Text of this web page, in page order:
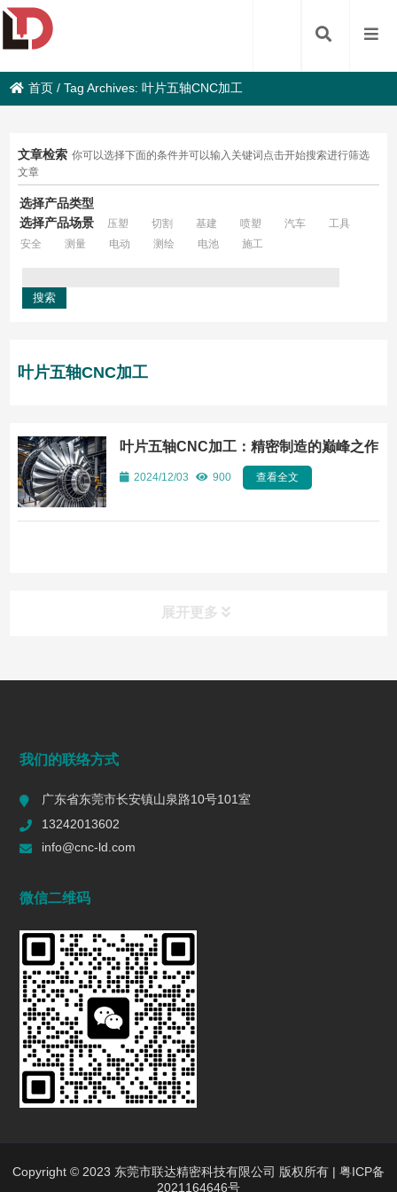
首页 /Tag Archives: 叶片五轴CNC加工
文章检索 你可以选择下面的条件并可以输入关键词点击开始搜索进行筛选
文章
选择产品类型
选择产品场景
压塑 切割 基建 喷塑 汽车
工具
安全
测量 电动 测绘 电池 施工
叶片五轴CNC加工
叶片五轴CNC加工：精密制造的巅峰之作
2024/12/03 900 查看全文
展开更多
2026/07/28 145
2026/01/13
五轴CNC加工在机匣制造中的难点是什么?
2025/12/27 1438
行业动态 INDUSTRY DYNAMICS
我们的联络方式
广东省东莞市长安镇山泉路10号101室
13242013602
info@cnc-ld.com
微信二维码
Copyright © 2023 东莞市联达精密科技有限公司 版权所有 | 粤ICP备
2021164646号